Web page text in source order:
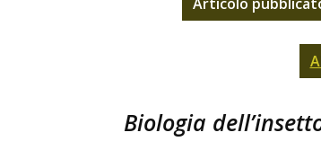
Biologia